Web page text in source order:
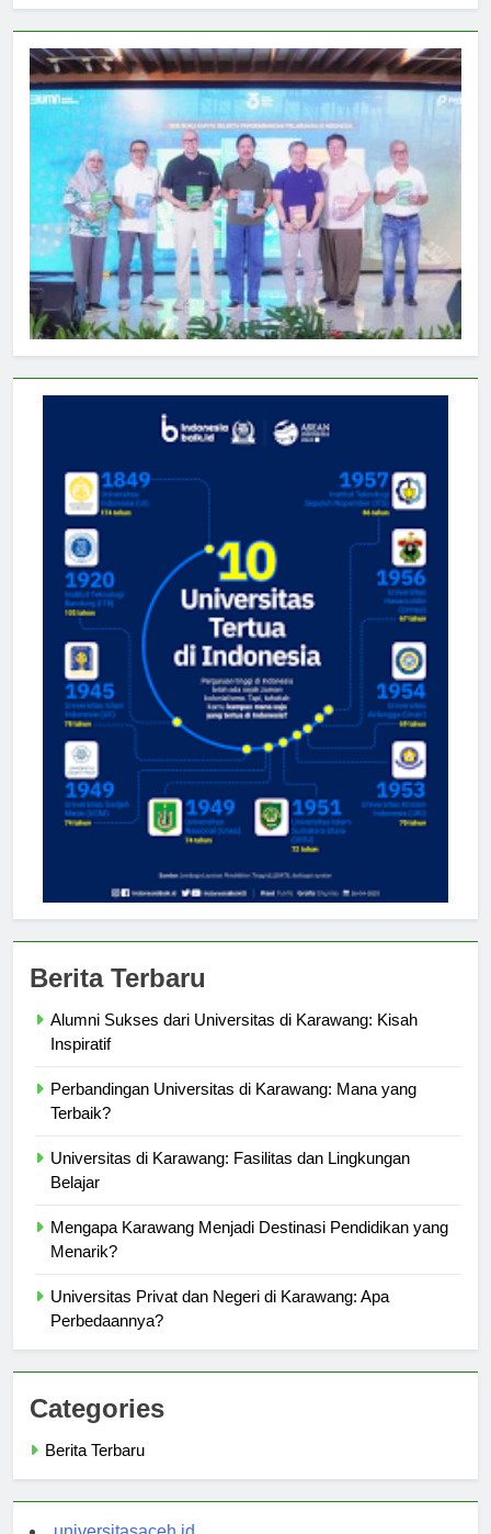
Alumni Sukses dari Universitas di Karawang: Kisah
Perbandingan Universitas di Karawang: Mana yang
Universitas di Karawang: Fasilitas dan Lingkungan
Mengapa Karawang Menjadi Destinasi Pendidikan yang
Universitas Privat dan Negeri di Karawang: Apa
Categories